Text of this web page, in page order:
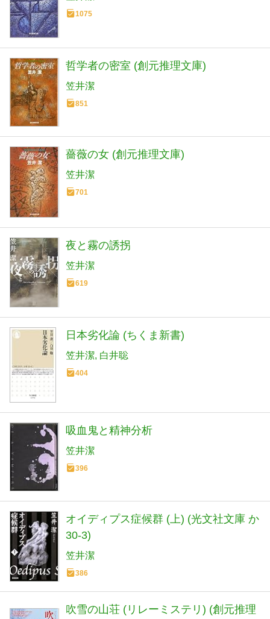
1075
哲学者の密室 (創元推理文庫)
笠井潔
851
薔薇の女 (創元推理文庫)
笠井潔
701
夜と霧の誘拐
笠井潔
619
日本劣化論 (ちくま新書)
笠井潔 白井聡
404
吸血鬼と精神分析
笠井潔
396
オイディプス症候群 (上) (光文社文庫 か
30-3)
笠井潔
386
吹雪の山荘 (リレーミステリ) (創元推理